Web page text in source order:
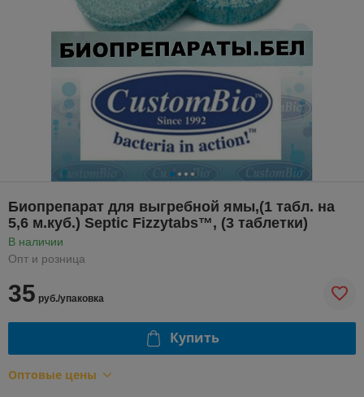
Биопрепарат для выгребной ямы,(1 табл. на
5,6 м.куб.) Septic Fizzytabs™, (3 таблетки)
В наличии
Опт и розница
35 руб./упаковка
Купить
Оптовые цены